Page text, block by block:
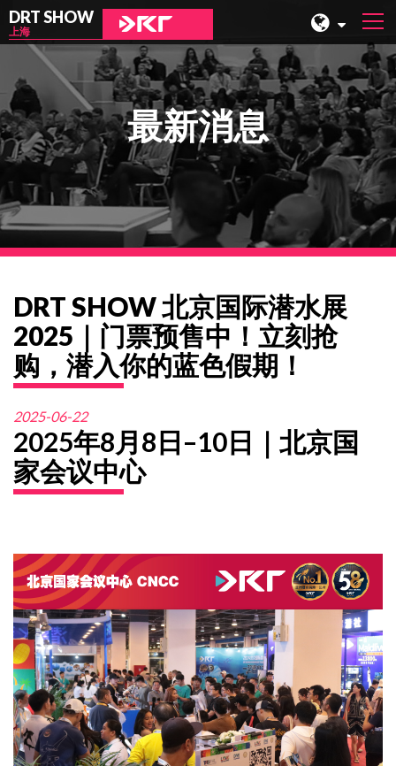
DRT SHOW
上海
马来西亚
上海
台湾
印尼
北京
菲律宾
香港
最新消息
DRT SHOW 北京国际潜水展
2025｜门票预售中！立刻抢
购，潜入你的蓝色假期！
2025-06-22
2025年8月8日–10日｜北京国
家会议中心